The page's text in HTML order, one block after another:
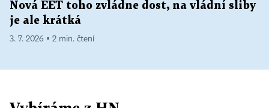
Nová EET toho zvládne dost, na vládní sliby
je ale krátká
3. 7. 2026 ▪ 2 min. čtení